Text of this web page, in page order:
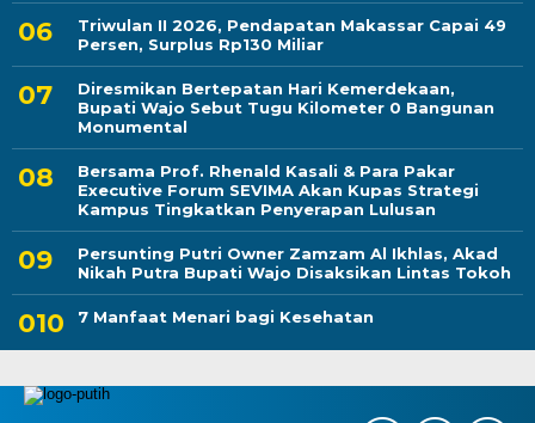
Triwulan II 2026, Pendapatan Makassar Capai 49
Persen, Surplus Rp130 Miliar
Diresmikan Bertepatan Hari Kemerdekaan,
Bupati Wajo Sebut Tugu Kilometer 0 Bangunan
Monumental
Bersama Prof. Rhenald Kasali & Para Pakar
Executive Forum SEVIMA Akan Kupas Strategi
Kampus Tingkatkan Penyerapan Lulusan
Persunting Putri Owner Zamzam Al Ikhlas, Akad
Nikah Putra Bupati Wajo Disaksikan Lintas Tokoh
7 Manfaat Menari bagi Kesehatan